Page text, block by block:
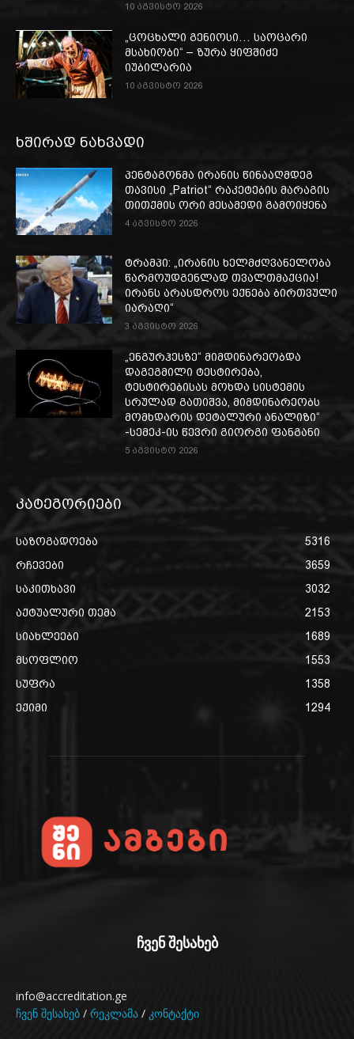
10 აგვისტო 2026
„ცოცხალი გენიოსი… საოცარი
მსახიობი“ – ზურა ყიფშიძე
იუბილარია
10 აგვისტო 2026
ხშირად ნახვადი
პენტაგონმა ირანის წინააღმდეგ
თავისი „Patriot“ რაკეტების მარაგის
თითქმის ორი მესამედი გამოიყენა
4 აგვისტო 2026
ტრამპი: „ირანის ხელმძღვანელობა
წარმოუდგენლად თვალთმაქცია!
ირანს არასდროს ექნება ბირთვული
იარაღი“
3 აგვისტო 2026
„ენგურჰესზე“ მიმდინარეობდა
დაგეგმილი ტესტირება,
ტესტირებისას მოხდა სისტემის
სრულად გათიშვა, მიმდინარეობს
მომხდარის დეტალური ანალიზი“
-სემეკ-ის წევრი გიორგი ფანგანი
5 აგვისტო 2026
კატეგორიები
საზოგადოება
5316
რჩევები
3659
საკითხავი
3032
აქტუალური თემა
2153
სიახლეები
1689
მსოფლიო
1553
სუფრა
1358
ექიმი
1294
ჩვენ შესახებ
info@accreditation.ge
ჩვენ შესახებ / რეკლამა / კონტაქტი